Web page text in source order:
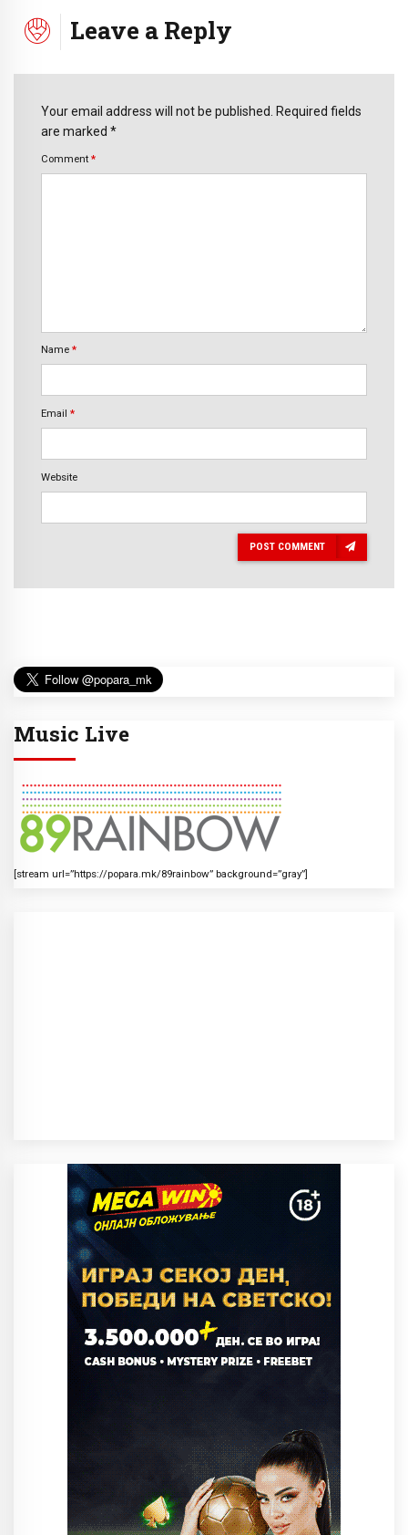
Leave a Reply
Your email address will not be published. Required fields
are marked *
Comment *
Name *
Email *
Website
POST COMMENT
Music Live
[stream url=”https://popara.mk/89rainbow” background=”gray”]